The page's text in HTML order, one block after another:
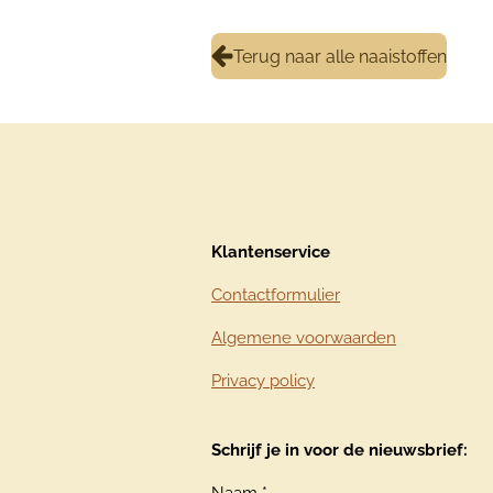
Terug naar alle naaistoffen
Klantenservice
Contactformulier
Algemene voorwaarden
Privacy policy
Schrijf je in voor de nieuwsbrief: